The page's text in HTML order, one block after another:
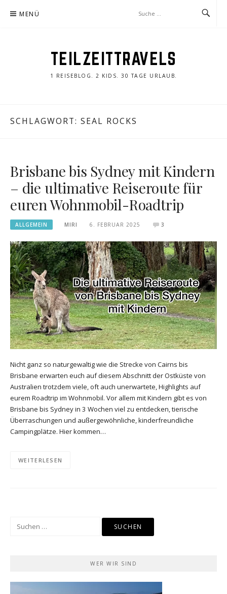
Inhalt MENÜ
TEILZEITTRAVELS
1 REISEBLOG. 2 KIDS. 30 TAGE URLAUB.
SCHLAGWORT: SEAL ROCKS
Brisbane bis Sydney mit Kindern
– die ultimative Reiseroute für
euren Wohnmobil-Roadtrip
ALLGEMEIN MIRI 6. FEBRUAR 2025 3
Nicht ganz so naturgewaltig wie die Strecke von Cairns bis
Brisbane erwarten euch auf diesem Abschnitt der Ostküste von
Australien trotzdem viele, oft auch unerwartete, Highlights auf
eurem Roadtrip im Wohnmobil. Vor allem mit Kindern gibt es von
Brisbane bis Sydney in 3 Wochen viel zu entdecken, tierische
Überraschungen und außergewöhnliche, kinderfreundliche
Campingplätze. Hier kommen…
WEITERLESEN
Suchen
WER WIR SIND